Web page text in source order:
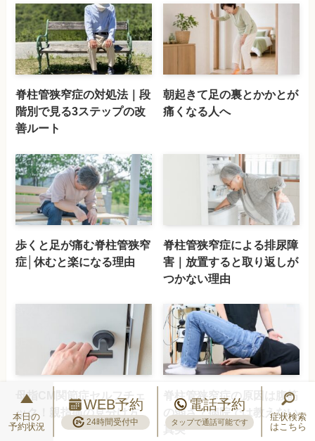
脊柱管狭窄症の対処法｜段
階別で見る3ステップの改
善ルート
朝起きて足の裏とかかとが
痛くなる人へ
歩くと足が痛む脊柱管狭窄
症│休むと楽になる理由
脊柱管狭窄症による排尿障
害｜放置すると取り返しが
つかない理由
母指CM関節症セルフチェ
ック！親指痛の見分け方
脊柱管狭窄症の原因は腹筋
の弱さ？病院では教えない
真実
本日の
予約状況
WEB予約
24時間受付中
電話予約
タップで通話可能です
症状検索
はこちら